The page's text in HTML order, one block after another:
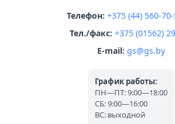
Телефон: +375 (44) 560-
Тел./факс: +375 (01562)
E-mail: gs@gs.by
График работы:
ПН—ПТ: 9:00—18:00
СБ: 9:00—16:00
ВС: выходной